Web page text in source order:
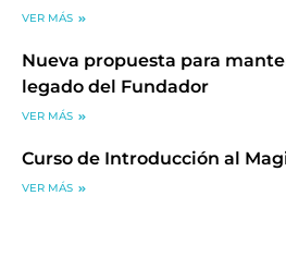
VER MÁS
Nueva propuesta para
legado del Fundador
VER MÁS
Curso de Introducción al
VER MÁS